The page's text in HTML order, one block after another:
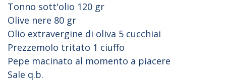
Tonno sott'olio 120 gr
Olive nere 80 gr
Olio extravergine di oliva 5 cucchiai
Prezzemolo tritato 1 ciuffo
Pepe macinato al momento a piacere
Sale q.b.